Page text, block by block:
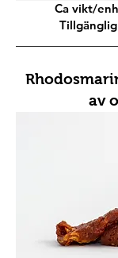
Ca vikt/
av